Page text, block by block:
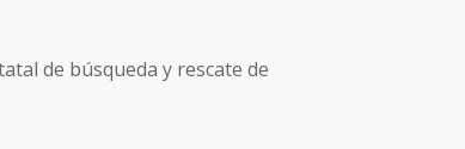
de búsqueda y rescate de